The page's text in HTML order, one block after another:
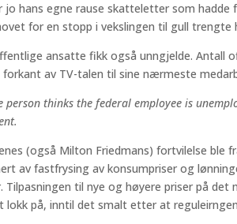
jo hans egne rause skatteletter som
for en stopp i vekslingen til gull trengte
ansatte fikk også unngjelde. Antall
forkant av TV-talen til sine nærmeste
person thinks the federal employee is
(også Milton Friedmans) fortvilelse ble
av fastfrysing av konsumpriser og
Tilpasningen til nye og høyere priser på det
lokk på, inntil det smalt etter at